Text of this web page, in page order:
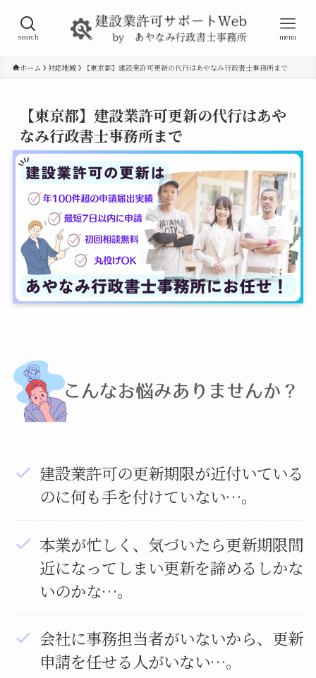
search menu
ホーム 対応地域 【東京都】建設業許可更新の代行はあやなみ行政書士事務所まで
【東京都】建設業許可更新の代行はあや
なみ行政書士事務所まで
建設業許可の更新期限が近付いている
のに何も手を付けていない…。
本業が忙しく、気づいたら更新期限間
近になってしまい更新を諦めるしかな
いのかな…。
会社に事務担当者がいないから、更新
申請を任せる人がいない…。